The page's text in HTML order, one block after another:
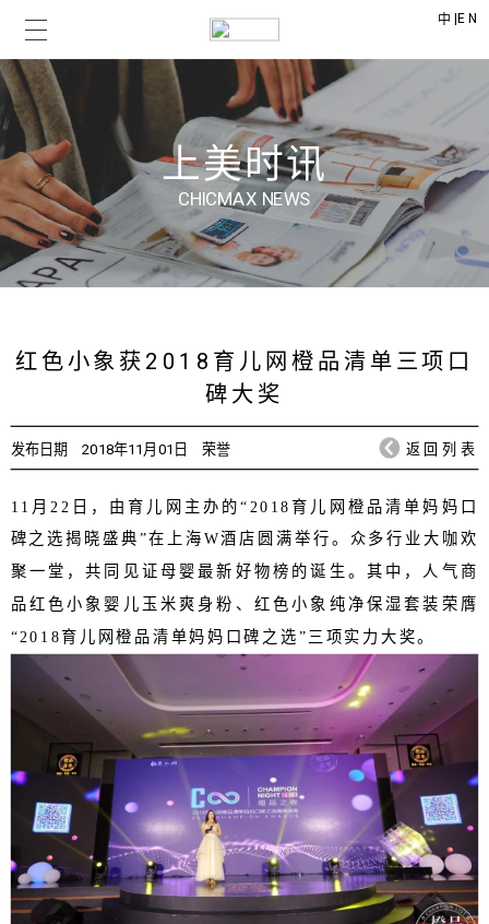
中 |EN
上美时讯
CHICMAX NEWS
红色小象获2018育儿网橙品清单三项口
碑大奖
发布日期 2018年11月01日 荣誉 返回列表
11月22日，由育儿网主办的“2018育儿网橙品清单妈妈口
碑之选揭晓盛典”在上海W酒店圆满举行。众多行业大咖欢
聚一堂，共同见证母婴最新好物榜的诞生。其中，人气商
品红色小象婴儿玉米爽身粉、红色小象纯净保湿套装荣膺
“2018育儿网橙品清单妈妈口碑之选”三项实力大奖。